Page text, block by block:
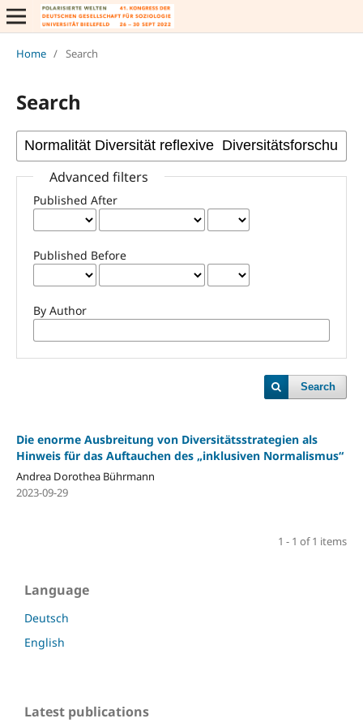
Home / Search
Search
Advanced filters
Published After
Published Before
By Author
Search
Die enorme Ausbreitung von Diversitätsstrategien als
Hinweis für das Auftauchen des „inklusiven Normalismus“
Andrea Dorothea Bührmann
2023-09-29
1 - 1 of 1 items
Language
Deutsch
English
Latest publications